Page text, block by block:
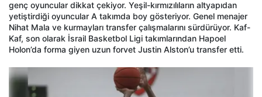
genç oyuncular dikkat çekiyor. Yeşil-kırmızılıların altyapıdan
yetiştirdiği oyuncular A takımda boy gösteriyor. Genel menajer
Nihat Mala ve kurmayları transfer çalışmalarını sürdürüyor. Kaf-
Kaf, son olarak İsrail Basketbol Ligi takımlarından Hapoel
Holon’da forma giyen uzun forvet Justin Alston’u transfer etti.